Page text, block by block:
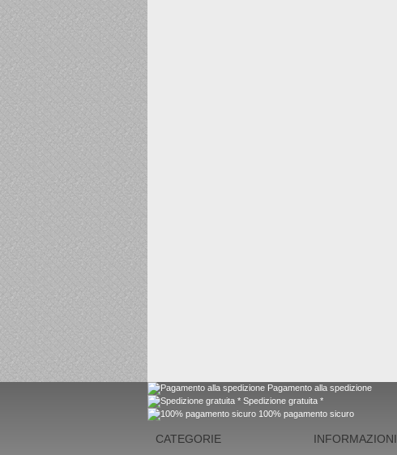
Pagamento alla spedizione
Spedizione gratuita *
100% pagamento sicuro
CATEGORIE INFORMAZIONI